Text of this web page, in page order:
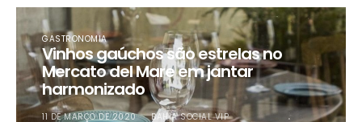
GASTRONOMIA
Vinhos gaúchos são estrelas no
Mercato del Mare em jantar
harmonizado
11 DE MARÇO DE 2020 BAHIA SOCIAL VIP